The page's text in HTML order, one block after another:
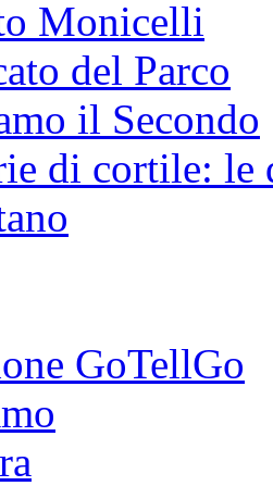
Monicelli
del Parco
il Secondo
di cortile: le
GoTellGo